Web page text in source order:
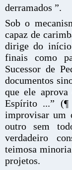
derramados ”.
Sob o
capaz de
dirige do
finais como
Sucessor de
documentos
que ele
Espírito ...” (¶
improvisar um
outro sem
verdadeiro
teimosa
projetos.